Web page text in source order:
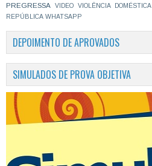
PREGRESSA
VIDEO VIOLÊNCIA DOMÉSTICA
REPÚBLICA WHATSAPP
DEPOIMENTO DE APROVADOS
SIMULADOS DE PROVA OBJETIVA